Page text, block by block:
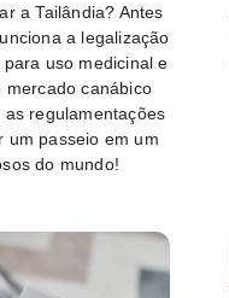
a Tailândia? Antes
a legalização
uso medicinal e
mercado canábico
regulamentações
um passeio em um
do mundo!